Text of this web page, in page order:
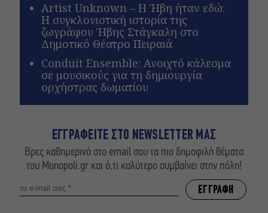
Artist Unknown – Η Ήβη ήταν εδώ:
Η συγκλονιστική ιστορία της
ζωγράφου Ήβης Στάγκαλη στο
Δημοτικό Θέατρο Πειραιά
Conduit Ensemble: Ανοιχτό κάλεσμα
σε μουσικούς για τη δημιουργία
ορχήστρας δωματίου
ΕΓΓΡΑΦΕΙΤΕ ΣΤΟ NEWSLETTER ΜΑΣ
Βρες καθημερινά στο email σου τα πιο δημοφιλή θέματα
του Monopoli.gr και ό,τι καλύτερο συμβαίνει στην πόλη!